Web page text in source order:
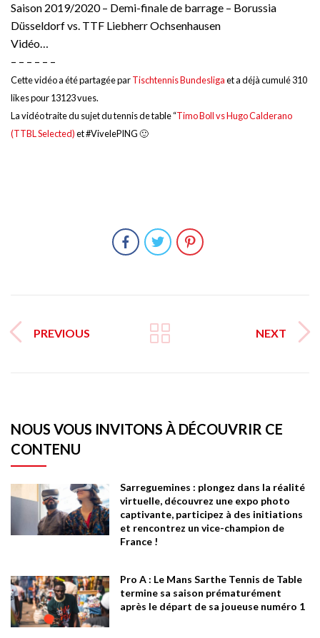
Saison 2019/2020 – Demi-finale de barrage – Borussia
Düsseldorf vs. TTF Liebherr Ochsenhausen
Vidéo…
– – – – – –
Cette vidéo a été partagée parTischtennis Bundesligaet a déjà cumulé 310
likes pour 13123 vues.
La vidéo traite du sujet du tennis de table “Timo Boll vs Hugo Calderano
(TTBL Selected)et #VivelePING 🙂
PREVIOUS NEXT
NOUS VOUS INVITONS À DÉCOUVRIR CE
CONTENU
Sarreguemines : plongez dans la réalité
virtuelle, découvrez une expo photo
captivante, participez à des initiations
et rencontrez un vice-champion de
France !
Pro A : Le Mans Sarthe Tennis de Table
termine sa saison prématurément
après le départ de sa joueuse numéro 1